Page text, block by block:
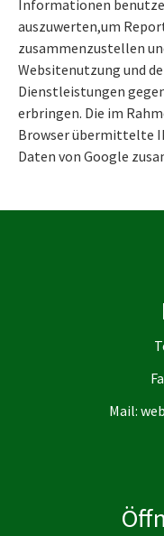
Informationen
auszuwerten,um
zusammenzustellen
Websitenutzung und
Dienstleistungen
erbringen. Die im
Browser übermittelte
Daten von Google
Mail: